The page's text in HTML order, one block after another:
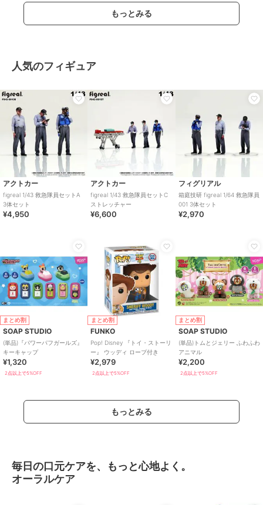
もっとみる
人気のフィギュア
アクトカー
figreal 1/43 救急隊員セットA
3体セット
¥4,950
アクトカー
figreal 1/43 救急隊員セットC
ストレッチャー
¥6,600
フィグリアル
箱庭技研 figreal 1/64 救急隊員
001 3体セット
¥2,970
まとめ割
SOAP STUDIO
(単品)『パワーパフガールズ』
キーキャップ
¥1,320
2点以上で5%OFF
まとめ割
FUNKO
Pop! Disney 『トイ・ストーリ
ー』 ウッディ ロープ付き
¥2,979
2点以上で5%OFF
まとめ割
SOAP STUDIO
(単品)トムとジェリー ふわふわ
アニマル
¥2,200
2点以上で5%OFF
もっとみる
毎日の口元ケアを、もっと心地よく。
オーラルケア